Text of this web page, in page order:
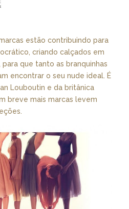
estão contribuindo para
criando calçados em
que tanto as branquinhas
encontrar o seu nude ideal. É
Louboutin e da britânica
breve mais marcas levem